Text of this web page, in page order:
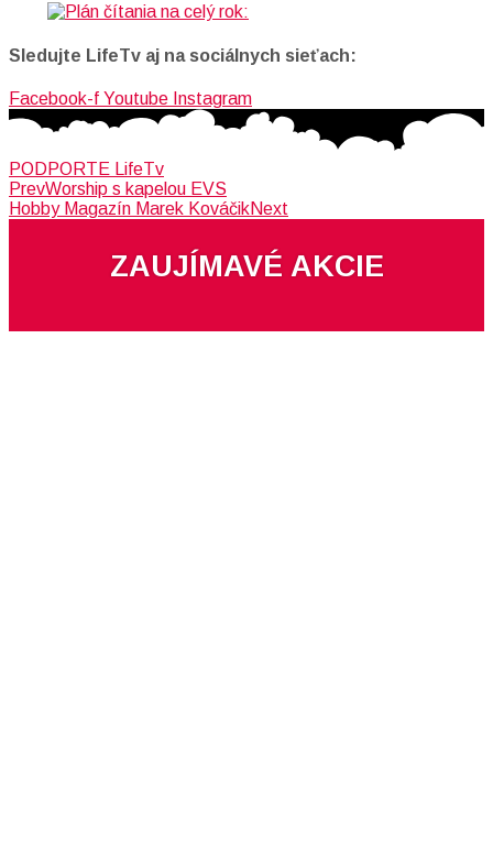
Sledujte LifeTv aj na sociálnych sieťach:
Facebook-f Youtube Instagram
PODPORTE LifeTv
PrevWorship s kapelou EVS
Hobby Magazín Marek KováčikNext
ZAUJÍMAVÉ AKCIE​